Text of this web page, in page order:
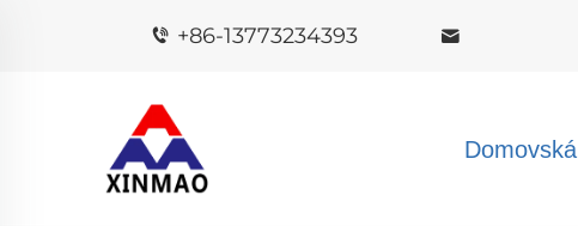
+86-13773234393